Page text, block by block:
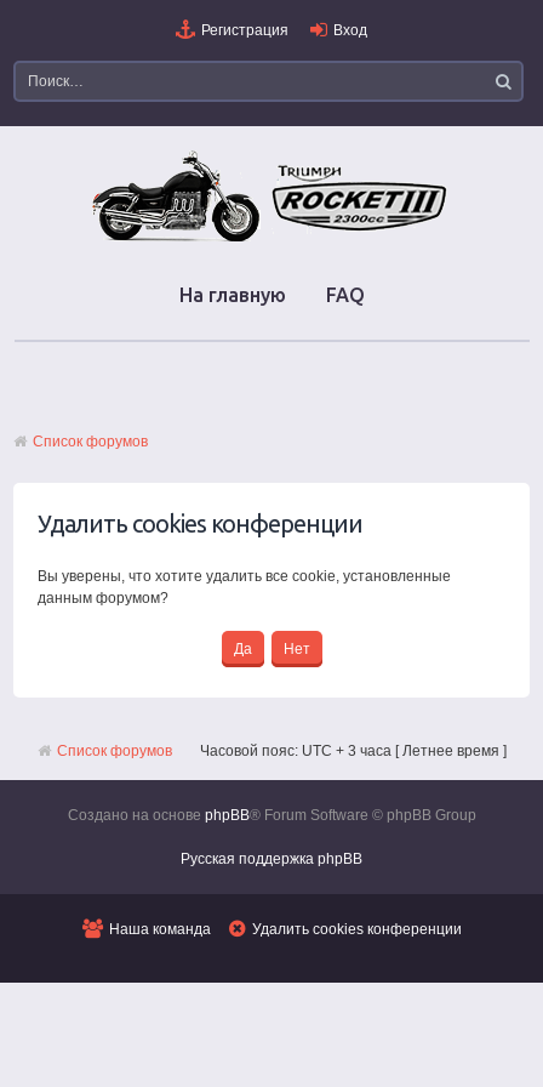
Регистрация Вход
На главную FAQ
Список форумов
Удалить cookies конференции
Вы уверены, что хотите удалить все cookie, установленные
данным форумом?
Список форумов Часовой пояс: UTC + 3 часа [ Летнее время ]
Создано на основе phpBB® Forum Software © phpBB Group
Русская поддержка phpBB
Наша команда Удалить cookies конференции